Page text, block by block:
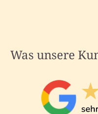
Was unsere